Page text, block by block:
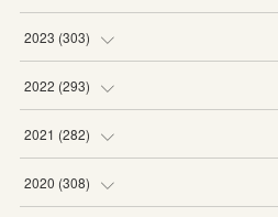
(20
(19
(20
(19
(20
(16
(16
(21
(20
2023 (303)
(27
(25
(29
2022 (293)
(18
(27
2021 (282)
(19
2020 (308)